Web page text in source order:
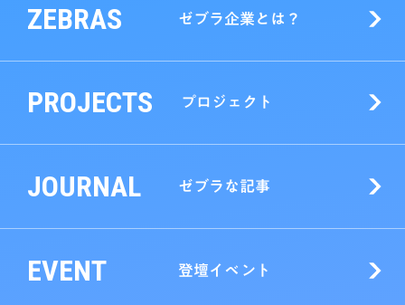
ZEBRAS ゼブラ企業とは？
PROJECTS プロジェクト
JOURNAL ゼブラな記事
EVENT 登壇イベント